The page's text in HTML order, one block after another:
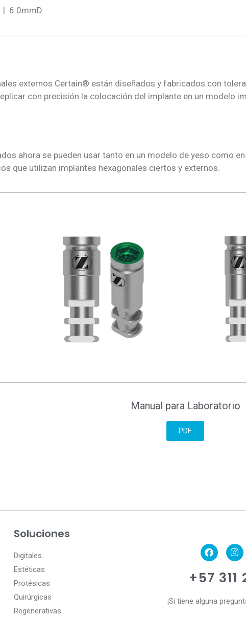
6.0mmD
externos Certain® están diseñados y fabricados con
con precisión la colocación del implante en un modelo
ahora se pueden usar tanto en un modelo de yeso como
que utilizan implantes hexagonales ciertos y externos.
Manual para Laboratorio
PDF
Soluciones
Digitales
Estéticas
Protésicas
Quirúrgicas
Regenerativas
+57 311
¡Si tiene alguna